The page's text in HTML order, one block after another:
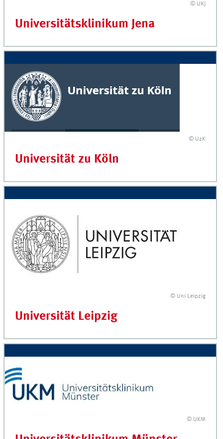
© UKJ
Universitätsklinikum Jena
© UzK
Universität zu Köln
© Uni Leipzig
Universität Leipzig
© UKM